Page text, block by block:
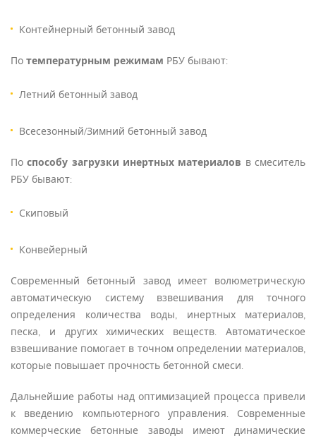
Контейнерный бетонный завод
По температурным режимам РБУ бывают:
Летний бетонный завод
Всесезонный/Зимний бетонный завод
Поспособу загрузки инертных материалов в смеситель
РБУ бывают:
Скиповый
Конвейерный
Современный бетонный завод имеет волюметрическую
автоматическую систему взвешивания для точного
определения количества воды, инертных материалов,
песка, и других химических веществ. Автоматическое
взвешивание помогает в точном определении материалов,
которые повышает прочность бетонной смеси.
Дальнейшие работы над оптимизацией процесса привели
к введению компьютерного управления. Современные
коммерческие бетонные заводы имеют динамические